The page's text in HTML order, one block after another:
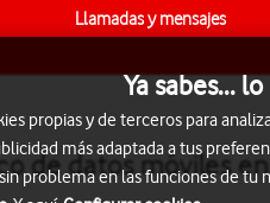
Llamadas y mensajes
de datos móviles
Ya sabes...
propias y de terceros para
más adaptada a tus
problema en las funciones de tu